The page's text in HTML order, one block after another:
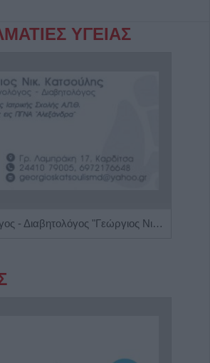
ΥΓΕΙΑΣ
Ενδοκρινολόγος - Διαβητολόγος "Γεώργιος Νικ. Κατσούλης"